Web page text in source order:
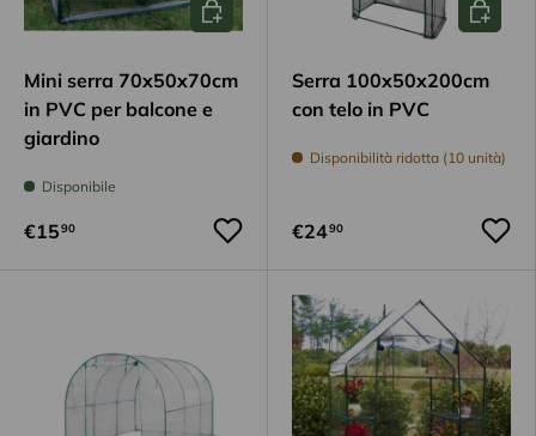
Mini serra 70x50x70cm
in PVC per balcone e
giardino
Disponibile
€1590
Serra 100x50x200cm
con telo in PVC
Disponibilità ridotta (10 unità)
€2490